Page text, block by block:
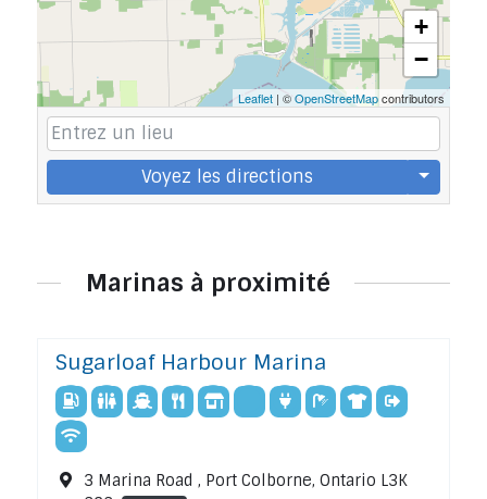
+
−
Leaflet | ©OpenStreetMapcontributors
Voyez les directions
Marinas à proximité
Sugarloaf Harbour Marina
3 Marina Road , Port Colborne, Ontario L3K